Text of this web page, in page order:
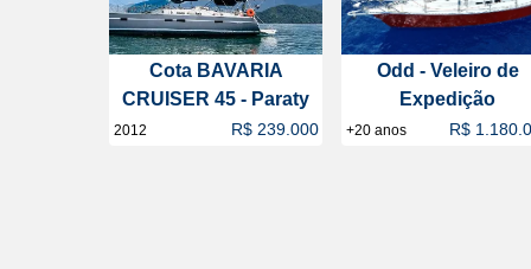
Cota BAVARIA
CRUISER 45 - Paraty
2012 R$ 239.000
Odd - Veleiro de
Expedição
+20 anos R$